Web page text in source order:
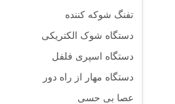
تفنگ شوکه کننده
دستگاه شوک الکتریکی
دستگاه اسپری فلفل
دستگاه مهار از راه دور
عصا بی حسی